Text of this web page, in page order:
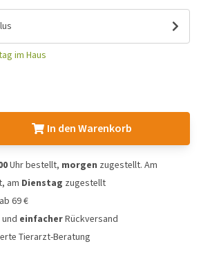
im Haus
In den Warenkorb
Uhr bestellt, morgen zugestellt. Am
am Dienstag zugestellt
ab 69 €
und einfacherRückversand
Tierarzt-Beratung